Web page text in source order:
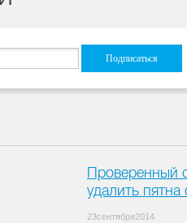
Проверенный
удалить пятна
23сентября2014